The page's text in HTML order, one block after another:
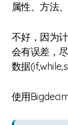
属性、方法
不好，因为计算机在浮点型数据运算的时候，
会有误差，
数据
使用